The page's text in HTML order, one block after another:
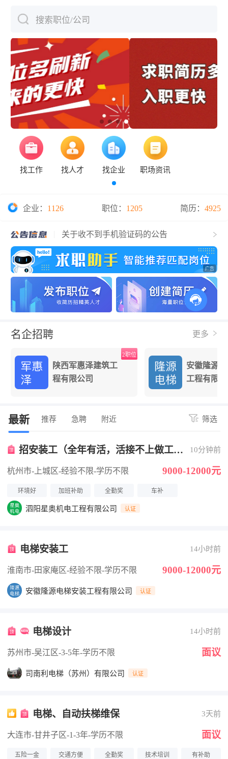
搜索职位/公司
找工作 找人才 找企业 职场资讯
企业： 1126 职位： 1205 简历： 4925
关于收不到手机验证码的公告
电梯人才招聘网简介
名企招聘 更多
陕西军惠泽建筑工
程有限公司
2职位
安徽隆源
工程有限
最新 推荐 急聘 附近 筛选
招安装工（全年有活，活接不上做工资
10分钟前
杭州市-上城区-经验不限-学历不限 9000-12000元
环境好 加班补助 全勤奖 车补
泗阳星奥机电工程有限公司 认证
电梯安装工 14小时前
淮南市-田家庵区-经验不限-学历不限 9000-12000元
安徽隆源电梯安装工程有限公司 认证
电梯设计 14小时前
苏州市-吴江区-3-5年-学历不限 面议
司南利电梯（苏州）有限公司 认证
电梯、自动扶梯维保 3天前
大连市-甘井子区-1-3年-学历不限 面议
五险一金 交通方便 全勤奖 技术培训 有补助